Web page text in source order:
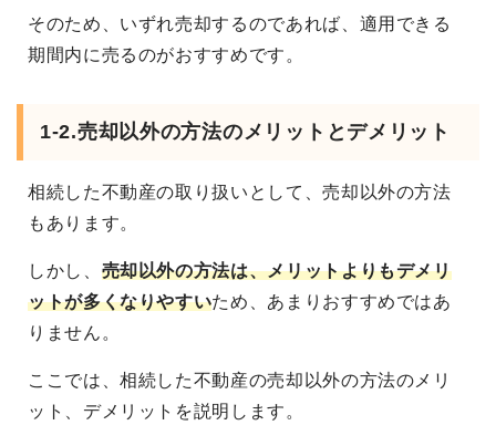
そのため、いずれ売却するのであれば、適用できる
期間内に売るのがおすすめです。
1-2.売却以外の方法のメリットとデメリット
相続した不動産の取り扱いとして、売却以外の方法
もあります。
しかし、 売却以外の方法は、メリットよりもデメリ
ットが多くなりやすいため、あまりおすすめではあ
りません。
ここでは、相続した不動産の売却以外の方法のメリ
ット、デメリットを説明します。